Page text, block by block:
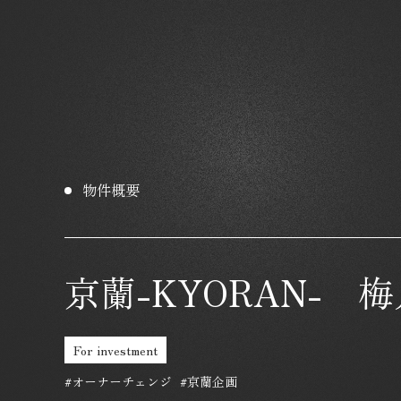
物件概要
京蘭-KYORAN- 梅
For investment
#オーナーチェンジ #京蘭企画